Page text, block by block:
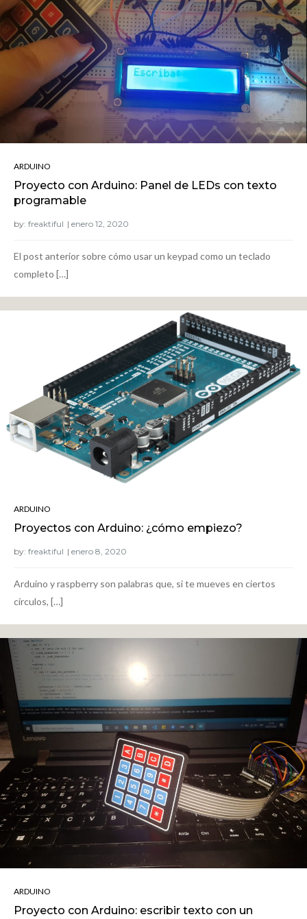
ARDUINO
Proyecto con Arduino: Panel de LEDs con texto
programable
by: freaktiful
El post anterior sobre cómo usar un keypad como un teclado
completo […]
ARDUINO
Proyectos con Arduino: ¿cómo empiezo?
by: freaktiful
Arduino y raspberry son palabras que, si te mueves en ciertos
círculos, […]
ARDUINO
Proyecto con Arduino: escribir texto con un